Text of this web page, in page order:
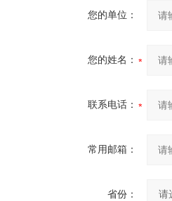
您的单位：
您的姓名：
联系电话：
常用邮箱：
省份：